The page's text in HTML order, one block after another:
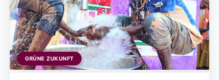
GRÜNE ZUKUNFT